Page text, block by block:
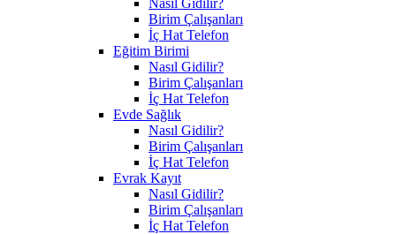
Birim Çalışanları
İç Hat Telefon
Eğitim Birimi
Nasıl Gidilir?
Birim Çalışanları
İç Hat Telefon
Evde Sağlık
Nasıl Gidilir?
Birim Çalışanları
İç Hat Telefon
Evrak Kayıt
Nasıl Gidilir?
Birim Çalışanları
İç Hat Telefon